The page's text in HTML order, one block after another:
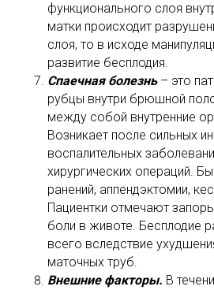
функционального слоя
матки происходит
слоя, то в исходе
развитие бесплодия.
Спаечная болезнь– это
рубцы внутри брюшной
между собой внутренние
Возникает после сильных
воспалительных
хирургических операций.
ранений, аппендэктомии,
Пациентки отмечают
боли в животе. Бесплодие
всего вследствие
маточных труб.
Внешние факторы. В